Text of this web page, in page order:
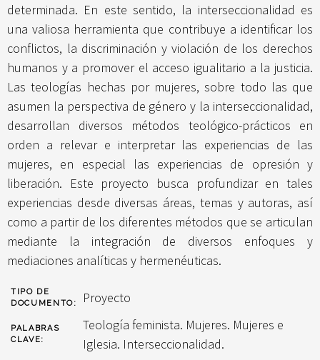
determinada. En este sentido, la interseccionalidad es
una valiosa herramienta que contribuye a identificar los
conflictos, la discriminación y violación de los derechos
humanos y a promover el acceso igualitario a la justicia.
Las teologías hechas por mujeres, sobre todo las que
asumen la perspectiva de género y la interseccionalidad,
desarrollan diversos métodos teológico-prácticos en
orden a relevar e interpretar las experiencias de las
mujeres, en especial las experiencias de opresión y
liberación. Este proyecto busca profundizar en tales
experiencias desde diversas áreas, temas y autoras, así
como a partir de los diferentes métodos que se articulan
mediante la integración de diversos enfoques y
mediaciones analíticas y hermenéuticas.
TIPO DE
DOCUMENTO:
Proyecto
PALABRAS
CLAVE:
Teología feminista. Mujeres. Mujeres e
Iglesia. Interseccionalidad.